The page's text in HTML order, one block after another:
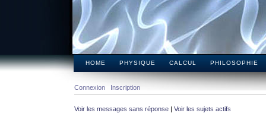
HOME PHYSIQUE CALCUL PHILOSOPHIE
Connexion Inscription
Voir les messages sans réponse | Voir les sujets actifs